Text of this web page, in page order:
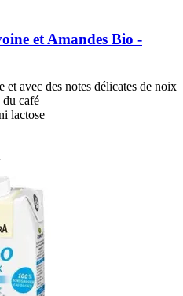
et Amandes Bio -​
et avec des notes délicates de noix
du café
lactose